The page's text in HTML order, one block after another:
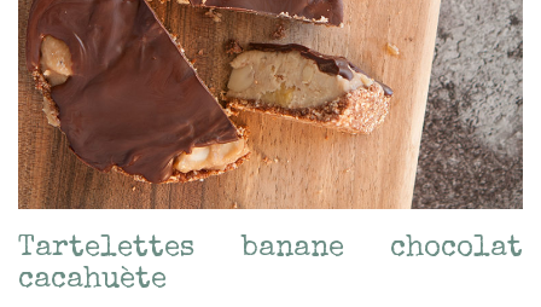
Tartelettes banane chocolat
cacahuète